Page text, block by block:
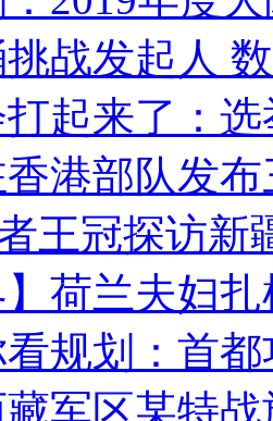
战发起人
起来了：
港部队发
王冠探访新
】荷兰夫妇
规划：首
军区某特